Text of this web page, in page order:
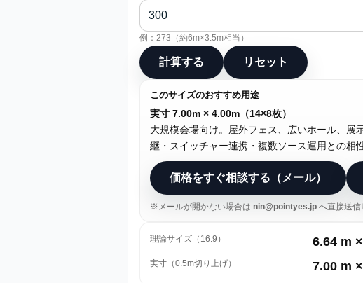
例：273（約6m×3.5m相当）
計算する リセット
このサイズのおすすめ用途
実寸 7.00m × 4.00m（14×8枚）
大規模会場向け。屋外フェス、広いホール、展
継・スイッチャー連携・複数ソース運用との相
価格をすぐ相談する（メール）
※メールが開かない場合は nin@pointyes.jp へ直接送信
理論サイズ（16:9） 6.64 m
実寸（0.5m切り上げ） 7.00 m